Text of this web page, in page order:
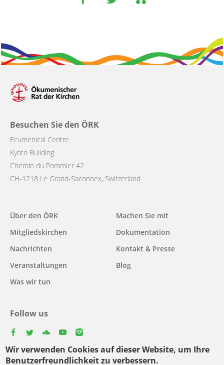
Wir verwenden Cookies auf dieser Website, um Ihre
Benutzerfreundlichkeit zu verbessern.
Besuchen Sie den ÖRK
Ecumenical Centre
Kyoto Building
Chemin du Pommier 42
CH-1218 Le Grand-Saconnex, Switzerland
Main
navigation
Über den ÖRK
Mitgliedskirchen
Nachrichten
Veranstaltungen
Was wir tun
Machen Sie mit
Dokumentation
Kontakt & Presse
Blog
Follow us
Select